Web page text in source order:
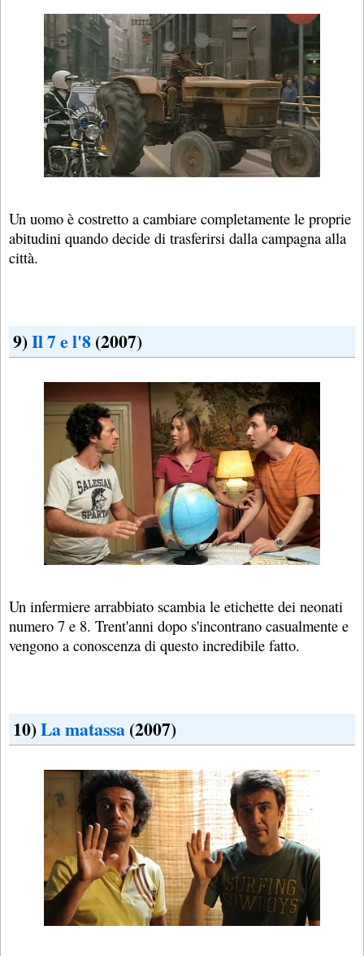
Un uomo è costretto a cambiare completamente le proprie
abitudini quando decide di trasferirsi dalla campagna alla
città.
9)Il 7 e l'8(2007)
Un infermiere arrabbiato scambia le etichette dei neonati
numero 7 e 8. Trent'anni dopo s'incontrano casualmente e
vengono a conoscenza di questo incredibile fatto.
10)La matassa(2007)